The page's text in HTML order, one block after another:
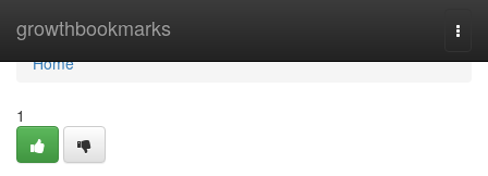
growthbookmarks
Home
Home
1